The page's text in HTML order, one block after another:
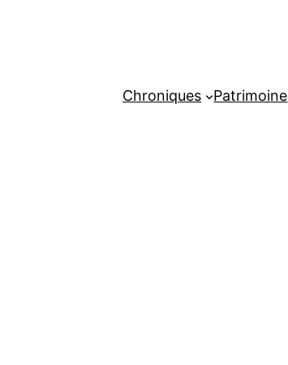
Chroniques Patrimoine